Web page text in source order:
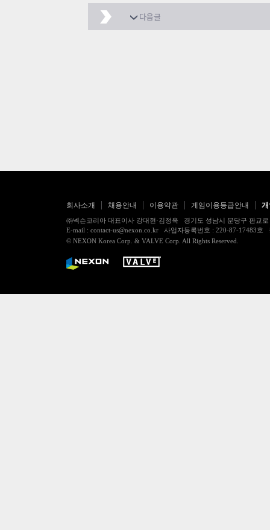
좀비 부활시간 5초로
다음글
회사소개 채용안내 이용약관 게임이용등급안내
㈜넥슨코리아 대표이사 강대현·김정욱 경기도 성남시 분당구 판교
E-mail : contact-us@nexon.co.kr 사업자등록번호 : 220-87-17483
© NEXON Korea Corp. & VALVE Corp. All Rights Reserved.